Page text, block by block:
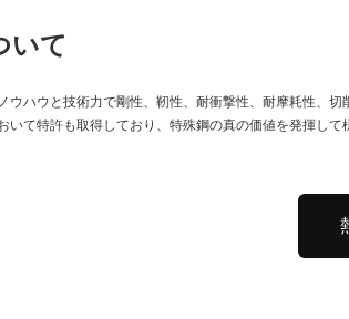
いて
ウハウと技術力で剛性、靭性、耐衝撃性、耐摩耗性、
いて特許も取得しており、特殊鋼の真の価値を発揮し